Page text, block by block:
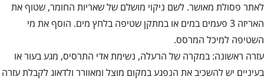
לאתר פסולת מאושר. לשם ניקוי מושלם של שאריות החומר, שטוף את
האריזה 3 פעמים במים או במתקן שטיפה בלחץ מים. הוסף את מי
השטיפה למיכל המרסס.
עזרה ראשונה: במקרה של הרעלה, נשימת אדי התרסיס, מגע בעור או
בעיניים יש להשכיב את הנפגע במקום מוצל ומאוורר ולדאוג לקבלת עזרה